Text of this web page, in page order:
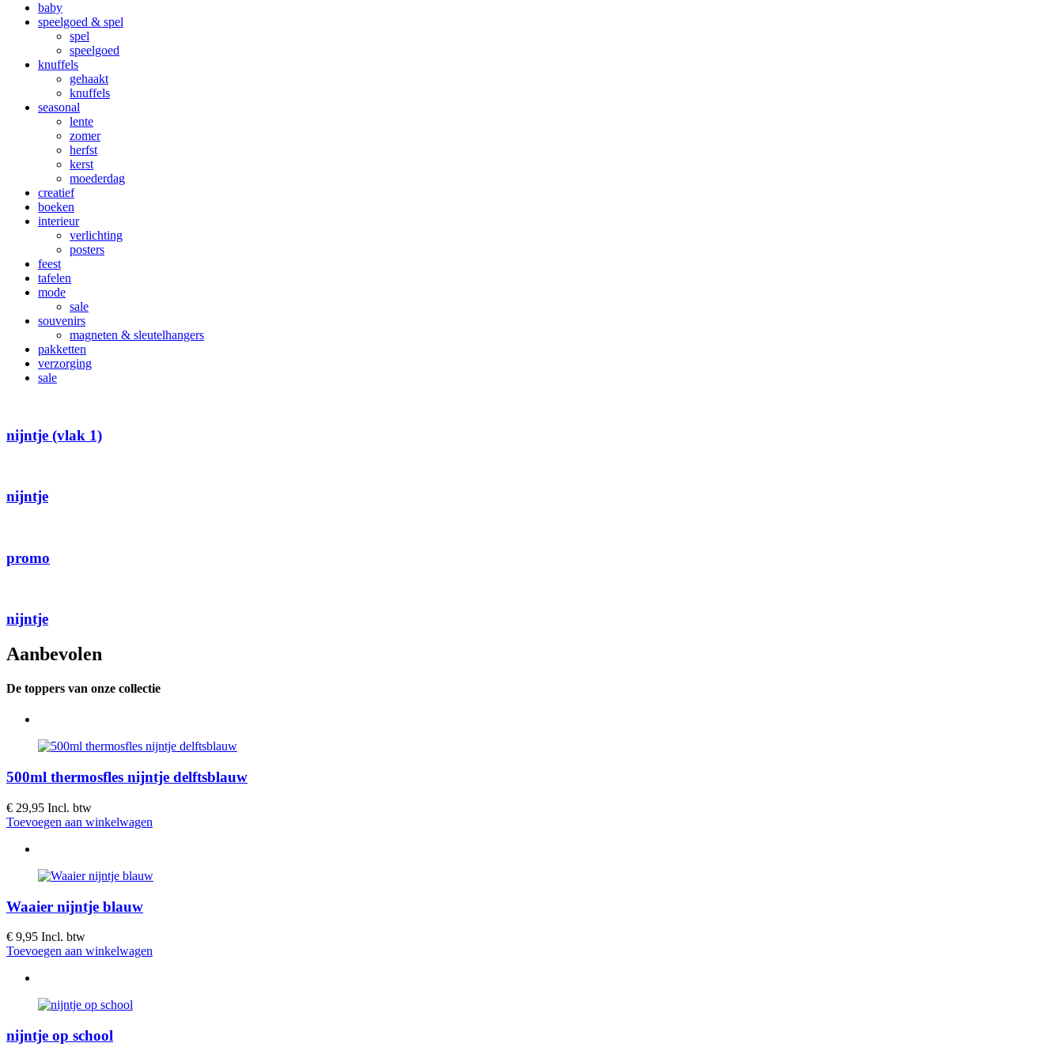
baby
speelgoed & spel
spel
speelgoed
knuffels
gehaakt
knuffels
seasonal
lente
zomer
herfst
kerst
moederdag
creatief
boeken
interieur
verlichting
posters
feest
tafelen
mode
sale
souvenirs
magneten & sleutelhangers
pakketten
verzorging
sale
nijntje (vlak 1)
nijntje
promo
nijntje
Aanbevolen
De toppers van onze collectie
500ml thermosfles nijntje delftsblauw
€ 29,95 Incl. btw
Toevoegen aan winkelwagen
Waaier nijntje blauw
€ 9,95 Incl. btw
Toevoegen aan winkelwagen
nijntje op school